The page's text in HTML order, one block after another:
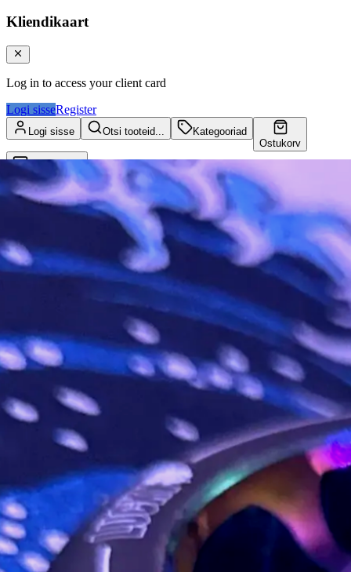
Kliendikaart
Log in to access your client card
Logi sisseRegister
Logi sisse Otsi tooteid...
Kategooriad
Ostukorv
Kliendikaart